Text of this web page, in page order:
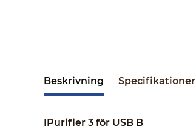
Beskrivning Specifikationer
IPurifier 3 för USB B